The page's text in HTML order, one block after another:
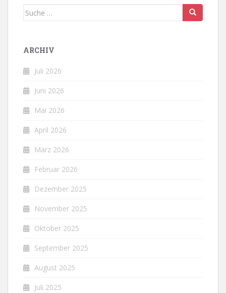
Suche
ARCHIV
Juli 2026
Juni 2026
Mai 2026
April 2026
März 2026
Februar 2026
Dezember 2025
November 2025
Oktober 2025
September 2025
August 2025
Juli 2025